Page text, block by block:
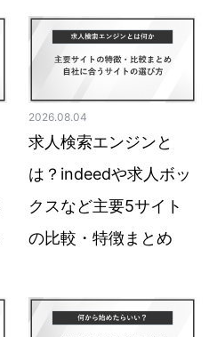
2026.08.04
求人検索エンジンと
は？indeedや求人ボッ
クスなど主要5サイト
の比較・特徴まとめ